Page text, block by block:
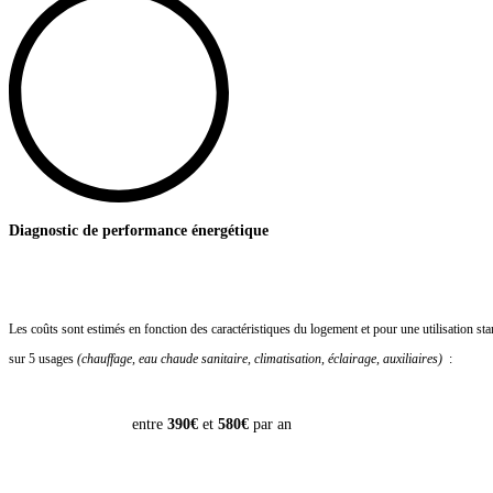
Diagnostic de performance énergétique
Les coûts sont estimés en fonction des caractéristiques du logement et pour une utilisation
sur 5 usages (chauffage, eau chaude sanitaire, climatisation, éclairage, auxiliaires) :
entre 390€ et 580€ par an